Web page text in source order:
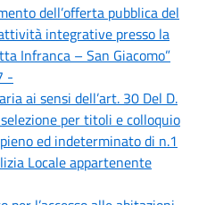
dell’offerta pubblica del
integrative presso la
Infranca – San Giacomo”
-
ai sensi dell’art. 30 Del D.
per titoli e colloquio
ed indeterminato di n.1
Locale appartenente